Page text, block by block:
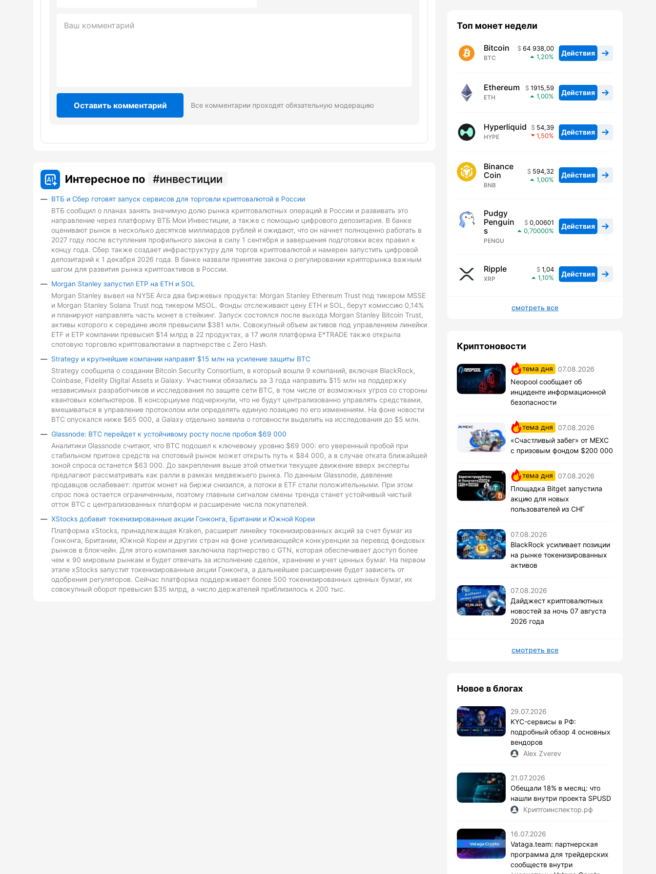
Оставить комментарий Все комментарии проходят обязательную модерацию
Интересное по инвестиции
ВТБ и Сбер готовят запуск сервисов для торговли криптовалютой в России
ВТБ сообщил о планах занять значимую долю рынка криптовалютных операций в России и развивать это
направление через платформу ВТБ Мои Инвестиции, а также с помощью цифрового депозитария. В банке
оценивают рынок в несколько десятков миллиардов рублей и ожидают, что он начнет полноценно работать в
2027 году после вступления профильного закона в силу 1 сентября и завершения подготовки всех правил к
концу года. Сбер также создает инфраструктуру для торгов криптовалютой и намерен запустить цифровой
депозитарий к 1 декабря 2026 года. В банке назвали принятие закона о регулировании крипторынка важным
шагом для развития рынка криптоактивов в России.
Morgan Stanley запустил ETP на ETH и SOL
Morgan Stanley вывел на NYSE Arca два биржевых продукта: Morgan Stanley Ethereum Trust под тикером MSSE
и Morgan Stanley Solana Trust под тикером MSOL. Фонды отслеживают цену ETH и SOL, берут комиссию 0,14%
и планируют направлять часть монет в стейкинг. Запуск состоялся после выхода Morgan Stanley Bitcoin Trust,
активы которого к середине июля превысили $381 млн. Совокупный объем активов под управлением линейки
ETF и ETP компании превысил $14 млрд в 22 продуктах, а 17 июля платформа E*TRADE также открыла
спотовую торговлю криптовалютами в партнерстве с Zero Hash.
Strategy и крупнейшие компании направят $15 млн на усиление защиты BTC
Strategy сообщила о создании Bitcoin Security Consortium, в который вошли 9 компаний, включая BlackRock,
Coinbase, Fidelity Digital Assets и Galaxy. Участники обязались за 3 года направить $15 млн на поддержку
независимых разработчиков и исследования по защите сети BTC, в том числе от возможных угроз со стороны
квантовых компьютеров. В консорциуме подчеркнули, что не будут централизованно управлять средствами,
вмешиваться в управление протоколом или определять единую позицию по его изменениям. На фоне новости
BTC опускался ниже $65 000, а Galaxy отдельно заявила о готовности выделить на исследования до $5 млн.
Glassnode: BTC перейдет к устойчивому росту после пробоя $69 000
Аналитики Glassnode считают, что BTC подошел к ключевому уровню $69 000: его уверенный пробой при
стабильном притоке средств на спотовый рынок может открыть путь к $84 000, а в случае отката ближайшей
зоной спроса останется $63 000. До закрепления выше этой отметки текущее движение вверх эксперты
предлагают рассматривать как ралли в рамках медвежьего рынка. По данным Glassnode, давление
продавцов ослабевает: приток монет на биржи снизился, а потоки в ETF стали положительными. При этом
спрос пока остается ограниченным, поэтому главным сигналом смены тренда станет устойчивый чистый
отток BTC с централизованных платформ и расширение числа покупателей.
XStocks добавит токенизированные акции Гонконга, Британии и Южной Кореи
Платформа xStocks, принадлежащая Kraken, расширит линейку токенизированных акций за счет бумаг из
Гонконга, Британии, Южной Кореи и других стран на фоне усиливающейся конкуренции за перевод фондовых
рынков в блокчейн. Для этого компания заключила партнерство с GTN, которая обеспечивает доступ более
чем к 90 мировым рынкам и будет отвечать за исполнение сделок, хранение и учет ценных бумаг. На первом
этапе xStocks запустит токенизированные акции Гонконга, а дальнейшее расширение будет зависеть от
одобрения регуляторов. Сейчас платформа поддерживает более 500 токенизированных ценных бумаг, их
совокупный оборот превысил $35 млрд, а число держателей приблизилось к 200 тыс.
Топ монет недели
Bitcoin
BTC
64 938,00
1,20
Действия
Ethereum
ETH
1915,59
1,00
Действия
Hyperliquid
HYPE
54,39
1,50
Действия
Binance
Coin
BNB
594,32
1,00
Действия
Pudgy
Penguin
s
PENGU
0,00601
0,70000
Действия
Ripple
XRP
1,04
1,10
Действия
смотреть все
Криптоновости
тема дня
07.08.2026
Neopool сообщает об
инциденте информационной
безопасности
тема дня
07.08.2026
«Счастливый забег» от MEXC
с призовым фондом $200 000
тема дня
07.08.2026
Площадка Bitget запустила
акцию для новых
пользователей из СНГ
07.08.2026
BlackRock усиливает позиции
на рынке токенизированных
активов
07.08.2026
Дайджест криптовалютных
новостей за ночь 07 августа
2026 года
смотреть все
Новое в блогах
29.07.2026
KYC-сервисы в РФ:
подробный обзор 4 основных
вендоров
Alex Zverev
21.07.2026
Обещали 18% в месяц: что
нашли внутри проекта SPUSD
Криптоинспектор.рф
16.07.2026
Vataga.team: партнерская
программа для трейдерских
сообществ внутри